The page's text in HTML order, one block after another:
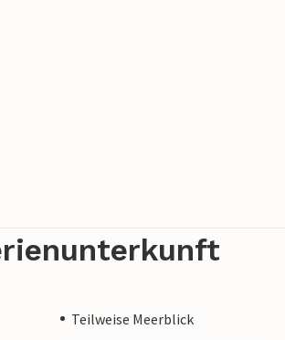
Teilweise Meerblick